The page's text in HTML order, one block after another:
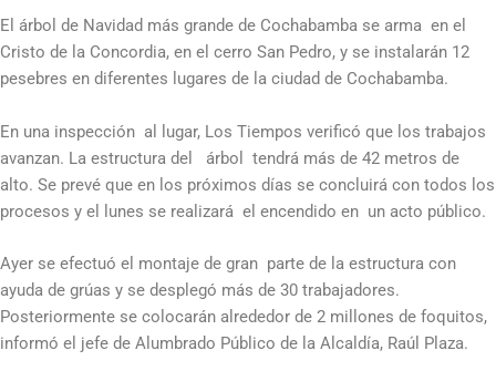
El árbol de Navidad más grande de Cochabamba se arma en el
Cristo de la Concordia, en el cerro San Pedro, y se instalarán 12
pesebres en diferentes lugares de la ciudad de Cochabamba.
En una inspección al lugar, Los Tiempos verificó que los trabajos
avanzan. La estructura del árbol tendrá más de 42 metros de
alto. Se prevé que en los próximos días se concluirá con todos los
procesos y el lunes se realizará el encendido en un acto público.
Ayer se efectuó el montaje de gran parte de la estructura con
ayuda de grúas y se desplegó más de 30 trabajadores.
Posteriormente se colocarán alrededor de 2 millones de foquitos,
informó el jefe de Alumbrado Público de la Alcaldía, Raúl Plaza.